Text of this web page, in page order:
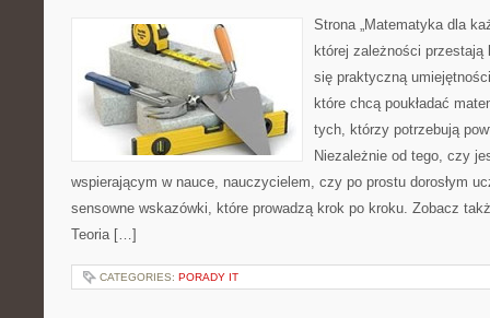
Strona „Matematyka dla
której zależności
się praktyczną
które chcą poukładać
tych, którzy potrzebują
Niezależnie od tego, czy
wspierającym w nauce, nauczycielem, czy po prostu dorosłym
sensowne wskazówki, które prowadzą krok po kroku. Zobacz
Teoria […]
CATEGORIES: PORADY IT